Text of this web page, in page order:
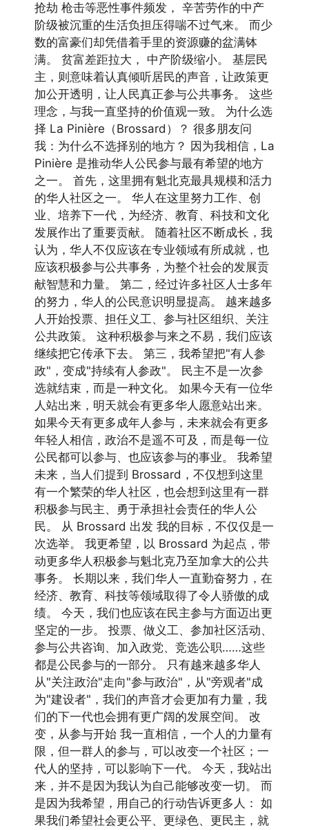
抢劫 枪击等恶性事件频发， 辛苦劳作的中产
阶级被沉重的生活负担压得喘不过气来。 而少
数的富豪们却凭借着手里的资源赚的盆满钵
满。 贫富差距拉大， 中产阶级缩小。 基层民
主，则意味着认真倾听居民的声音，让政策更
加公开透明，让人民真正参与公共事务。 这些
理念，与我一直坚持的价值观一致。 为什么选
择 La Pinière（Brossard）？ 很多朋友问
我：为什么不选择别的地方？ 因为我相信，La
Pinière 是推动华人公民参与最有希望的地方
之一。 首先，这里拥有魁北克最具规模和活力
的华人社区之一。 华人在这里努力工作、创
业、培养下一代，为经济、教育、科技和文化
发展作出了重要贡献。 随着社区不断成长，我
认为，华人不仅应该在专业领域有所成就，也
应该积极参与公共事务，为整个社会的发展贡
献智慧和力量。 第二，经过许多社区人士多年
的努力，华人的公民意识明显提高。 越来越多
人开始投票、担任义工、参与社区组织、关注
公共政策。 这种积极参与来之不易，我们应该
继续把它传承下去。 第三，我希望把"有人参
政"，变成"持续有人参政"。 民主不是一次参
选就结束，而是一种文化。 如果今天有一位华
人站出来，明天就会有更多华人愿意站出来。
如果今天有更多成年人参与，未来就会有更多
年轻人相信，政治不是遥不可及，而是每一位
公民都可以参与、也应该参与的事业。 我希望
未来，当人们提到 Brossard，不仅想到这里
有一个繁荣的华人社区，也会想到这里有一群
积极参与民主、勇于承担社会责任的华人公
民。 从 Brossard 出发 我的目标，不仅仅是一
次选举。 我更希望，以 Brossard 为起点，带
动更多华人积极参与魁北克乃至加拿大的公共
事务。 长期以来，我们华人一直勤奋努力，在
经济、教育、科技等领域取得了令人骄傲的成
绩。 今天，我们也应该在民主参与方面迈出更
坚定的一步。 投票、做义工、参加社区活动、
参与公共咨询、加入政党、竞选公职……这些
都是公民参与的一部分。 只有越来越多华人
从"关注政治"走向"参与政治"，从"旁观者"成
为"建设者"，我们的声音才会更加有力量，我
们的下一代也会拥有更广阔的发展空间。 改
变，从参与开始 我一直相信，一个人的力量有
限，但一群人的参与，可以改变一个社区；一
代人的坚持，可以影响下一代。 今天，我站出
来，并不是因为我认为自己能够改变一切。 而
是因为我希望，用自己的行动告诉更多人： 如
果我们希望社会更公平、更绿色、更民主，就